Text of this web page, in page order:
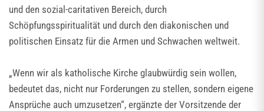
und den sozial-caritativen Bereich, durch
Schöpfungsspiritualität und durch den diakonischen und
politischen Einsatz für die Armen und Schwachen weltweit.
„Wenn wir als katholische Kirche glaubwürdig sein wollen,
bedeutet das, nicht nur Forderungen zu stellen, sondern eigene
Ansprüche auch umzusetzen“, ergänzte der Vorsitzende der